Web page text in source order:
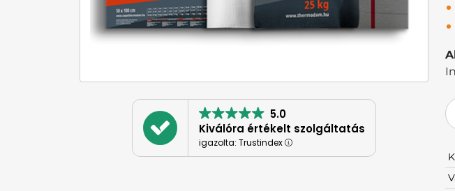
5.0
Kiválóra értékelt szolgáltatás
igazolta: Trustindex